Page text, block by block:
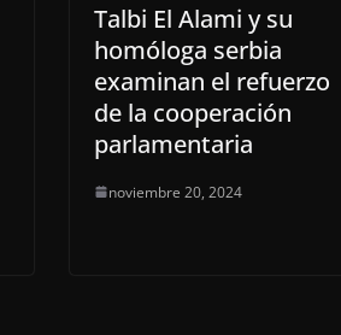
Talbi El Alami y su
homóloga serbia
examinan el refuerzo
de la cooperación
parlamentaria
noviembre 20, 2024